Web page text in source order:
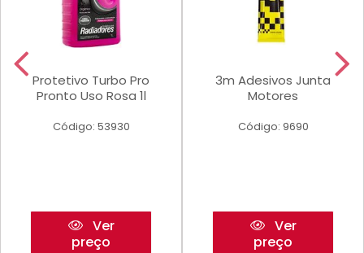
Protetivo Turbo Pro
Pronto Uso Rosa 1l
Código: 53930
Ver
preço
3m Adesivos Junta
Motores
Código: 9690
Ver
preço